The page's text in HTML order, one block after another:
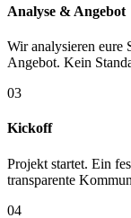
Analyse & Angebot
Wir analysieren eure
Angebot. Kein
03
Kickoff
Projekt startet. Ein
transparente
04